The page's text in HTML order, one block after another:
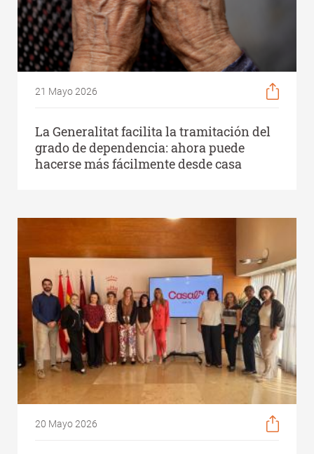
21 Mayo 2026
La Generalitat facilita la tramitación del
grado de dependencia: ahora puede
hacerse más fácilmente desde casa
20 Mayo 2026